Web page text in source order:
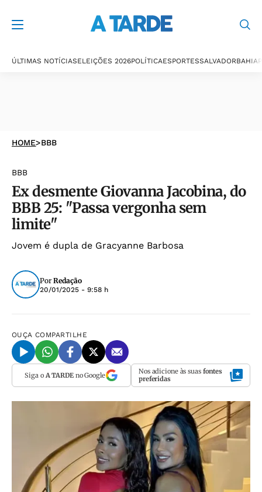
ÚLTIMAS NOTÍCIASELEIÇÕES 2026POLÍTICAESPORTESSALVADORBAHIA
HOME>BBB
BBB
Ex desmente Giovanna Jacobina, do
BBB 25: "Passa vergonha sem
limite"
Jovem é dupla de Gracyanne Barbosa
Por Redação
20/01/2025 - 9:58 h
OUÇA COMPARTILHE
Siga o A TARDEno Google Nos adicione às suas fontes
preferidas